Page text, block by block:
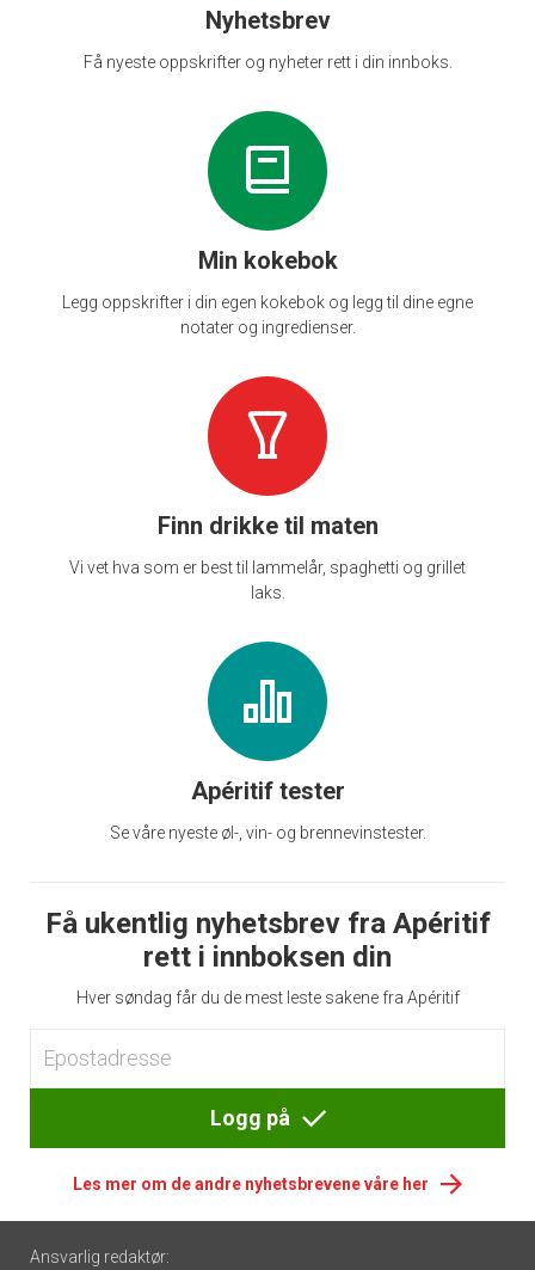
Nyhetsbrev
Få nyeste oppskrifter og nyheter rett i din innboks.
Min kokebok
Legg oppskrifter i din egen kokebok og legg til dine egne
notater og ingredienser.
Finn drikke til maten
Vi vet hva som er best til lammelår, spaghetti og grillet
laks.
Apéritif tester
Se våre nyeste øl-, vin- og brennevinstester.
Få ukentlig nyhetsbrev fra Apéritif
rett i innboksen din
Hver søndag får du de mest leste sakene fra Apéritif
Logg på
Les mer om de andre nyhetsbrevene våre her
Footer
Ansvarlig redaktør: